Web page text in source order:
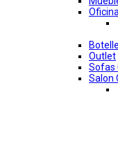
Outlet
Sofas
Salon